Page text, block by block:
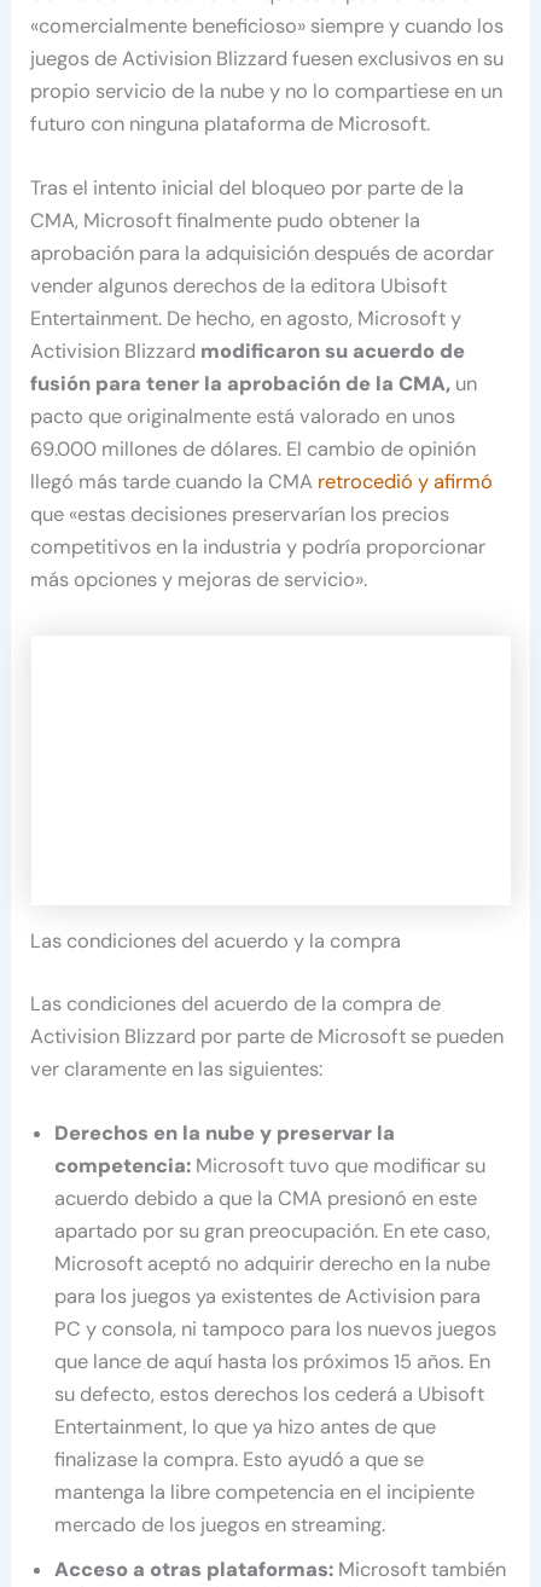
«comercialmente beneficioso» siempre y cuando los
juegos de Activision Blizzard fuesen exclusivos en su
propio servicio de la nube y no lo compartiese en un
futuro con ninguna plataforma de Microsoft.
Tras el intento inicial del bloqueo por parte de la
CMA, Microsoft finalmente pudo obtener la
aprobación para la adquisición después de acordar
vender algunos derechos de la editora Ubisoft
Entertainment. De hecho, en agosto, Microsoft y
Activision Blizzard modificaron su acuerdo de
fusión para tener la aprobación de la CMA, un
pacto que originalmente está valorado en unos
69.000 millones de dólares. El cambio de opinión
llegó más tarde cuando la CMA retrocedió y afirmó
que «estas decisiones preservarían los precios
competitivos en la industria y podría proporcionar
más opciones y mejoras de servicio».
Las condiciones del acuerdo y la compra
Las condiciones del acuerdo de la compra de
Activision Blizzard por parte de Microsoft se pueden
ver claramente en las siguientes:
Derechos en la nube y preservar la
competencia: Microsoft tuvo que modificar su
acuerdo debido a que la CMA presionó en este
apartado por su gran preocupación. En ete caso,
Microsoft aceptó no adquirir derecho en la nube
para los juegos ya existentes de Activision para
PC y consola, ni tampoco para los nuevos juegos
que lance de aquí hasta los próximos 15 años. En
su defecto, estos derechos los cederá a Ubisoft
Entertainment, lo que ya hizo antes de que
finalizase la compra. Esto ayudó a que se
mantenga la libre competencia en el incipiente
mercado de los juegos en streaming.
Acceso a otras plataformas: Microsoft también